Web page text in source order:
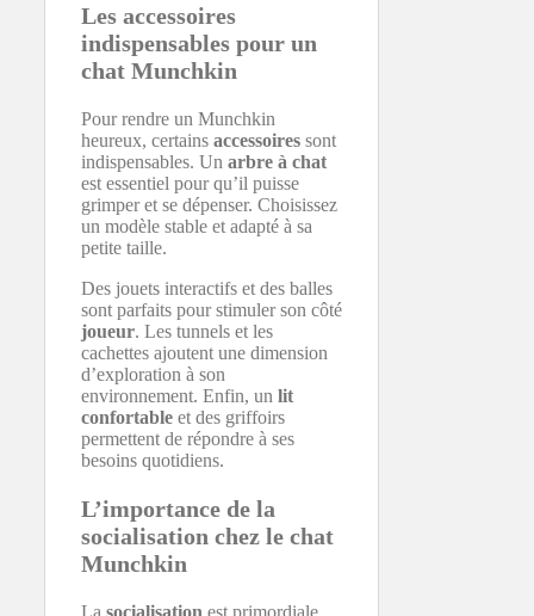
Les accessoires
indispensables pour un
chat Munchkin
Pour rendre un Munchkin
heureux, certains accessoires sont
indispensables. Un arbre à chat
est essentiel pour qu’il puisse
grimper et se dépenser. Choisissez
un modèle stable et adapté à sa
petite taille.
Des jouets interactifs et des balles
sont parfaits pour stimuler son côté
joueur. Les tunnels et les
cachettes ajoutent une dimension
d’exploration à son
environnement. Enfin, un lit
confortable et des griffoirs
permettent de répondre à ses
besoins quotidiens.
L’importance de la
socialisation chez le chat
Munchkin
La socialisation est primordiale